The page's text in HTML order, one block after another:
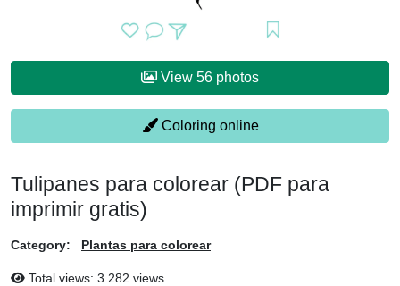
View 56 photos
Coloring online
Tulipanes para colorear (PDF para
imprimir gratis)
Category: Plantas para colorear
Total views: 3.282 views